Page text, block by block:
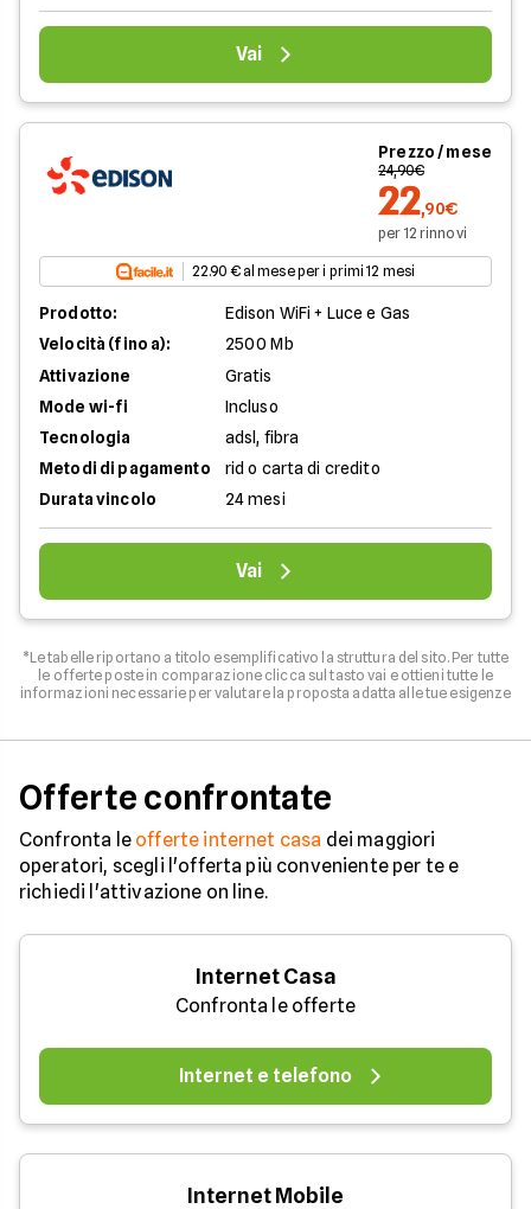
Vai
Prezzo / mese
24,90€
22,90€
per 12 rinnovi
22.90 € al mese per i primi 12 mesi
Prodotto:
Edison WiFi + Luce e Gas
Velocità (fino a):
2500 Mb
Attivazione
Gratis
Mode wi-fi
Incluso
Tecnologia
adsl, fibra
Metodi di pagamento
rid o carta di credito
Durata vincolo
24 mesi
Vai
*Le tabelle riportano a titolo esemplificativo la struttura del sito. Per tutte
le offerte poste in comparazione clicca sul tasto vai e ottieni tutte le
informazioni necessarie per valutare la proposta adatta alle tue esigenze
Offerte confrontate
Confronta le offerte internet casa dei maggiori
operatori, scegli l'offerta più conveniente per te e
richiedi l'attivazione on line.
Internet Casa
Confronta le offerte
Internet e telefono
Internet Mobile